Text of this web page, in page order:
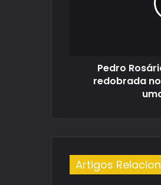
Pedro
redobrada
Artigos